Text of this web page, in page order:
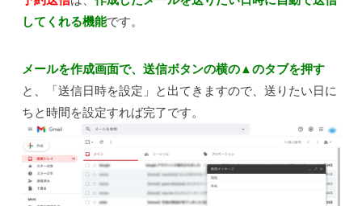
してくれる機能です。
メールを作成画面で、送信ボタンの横の▲のタブを押す
と、「送信日時を設定」と出てきますので、送りたい日に
ちと時間を設定すれば完了です。